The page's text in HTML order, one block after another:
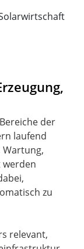
der
laufend
zu
relevant,